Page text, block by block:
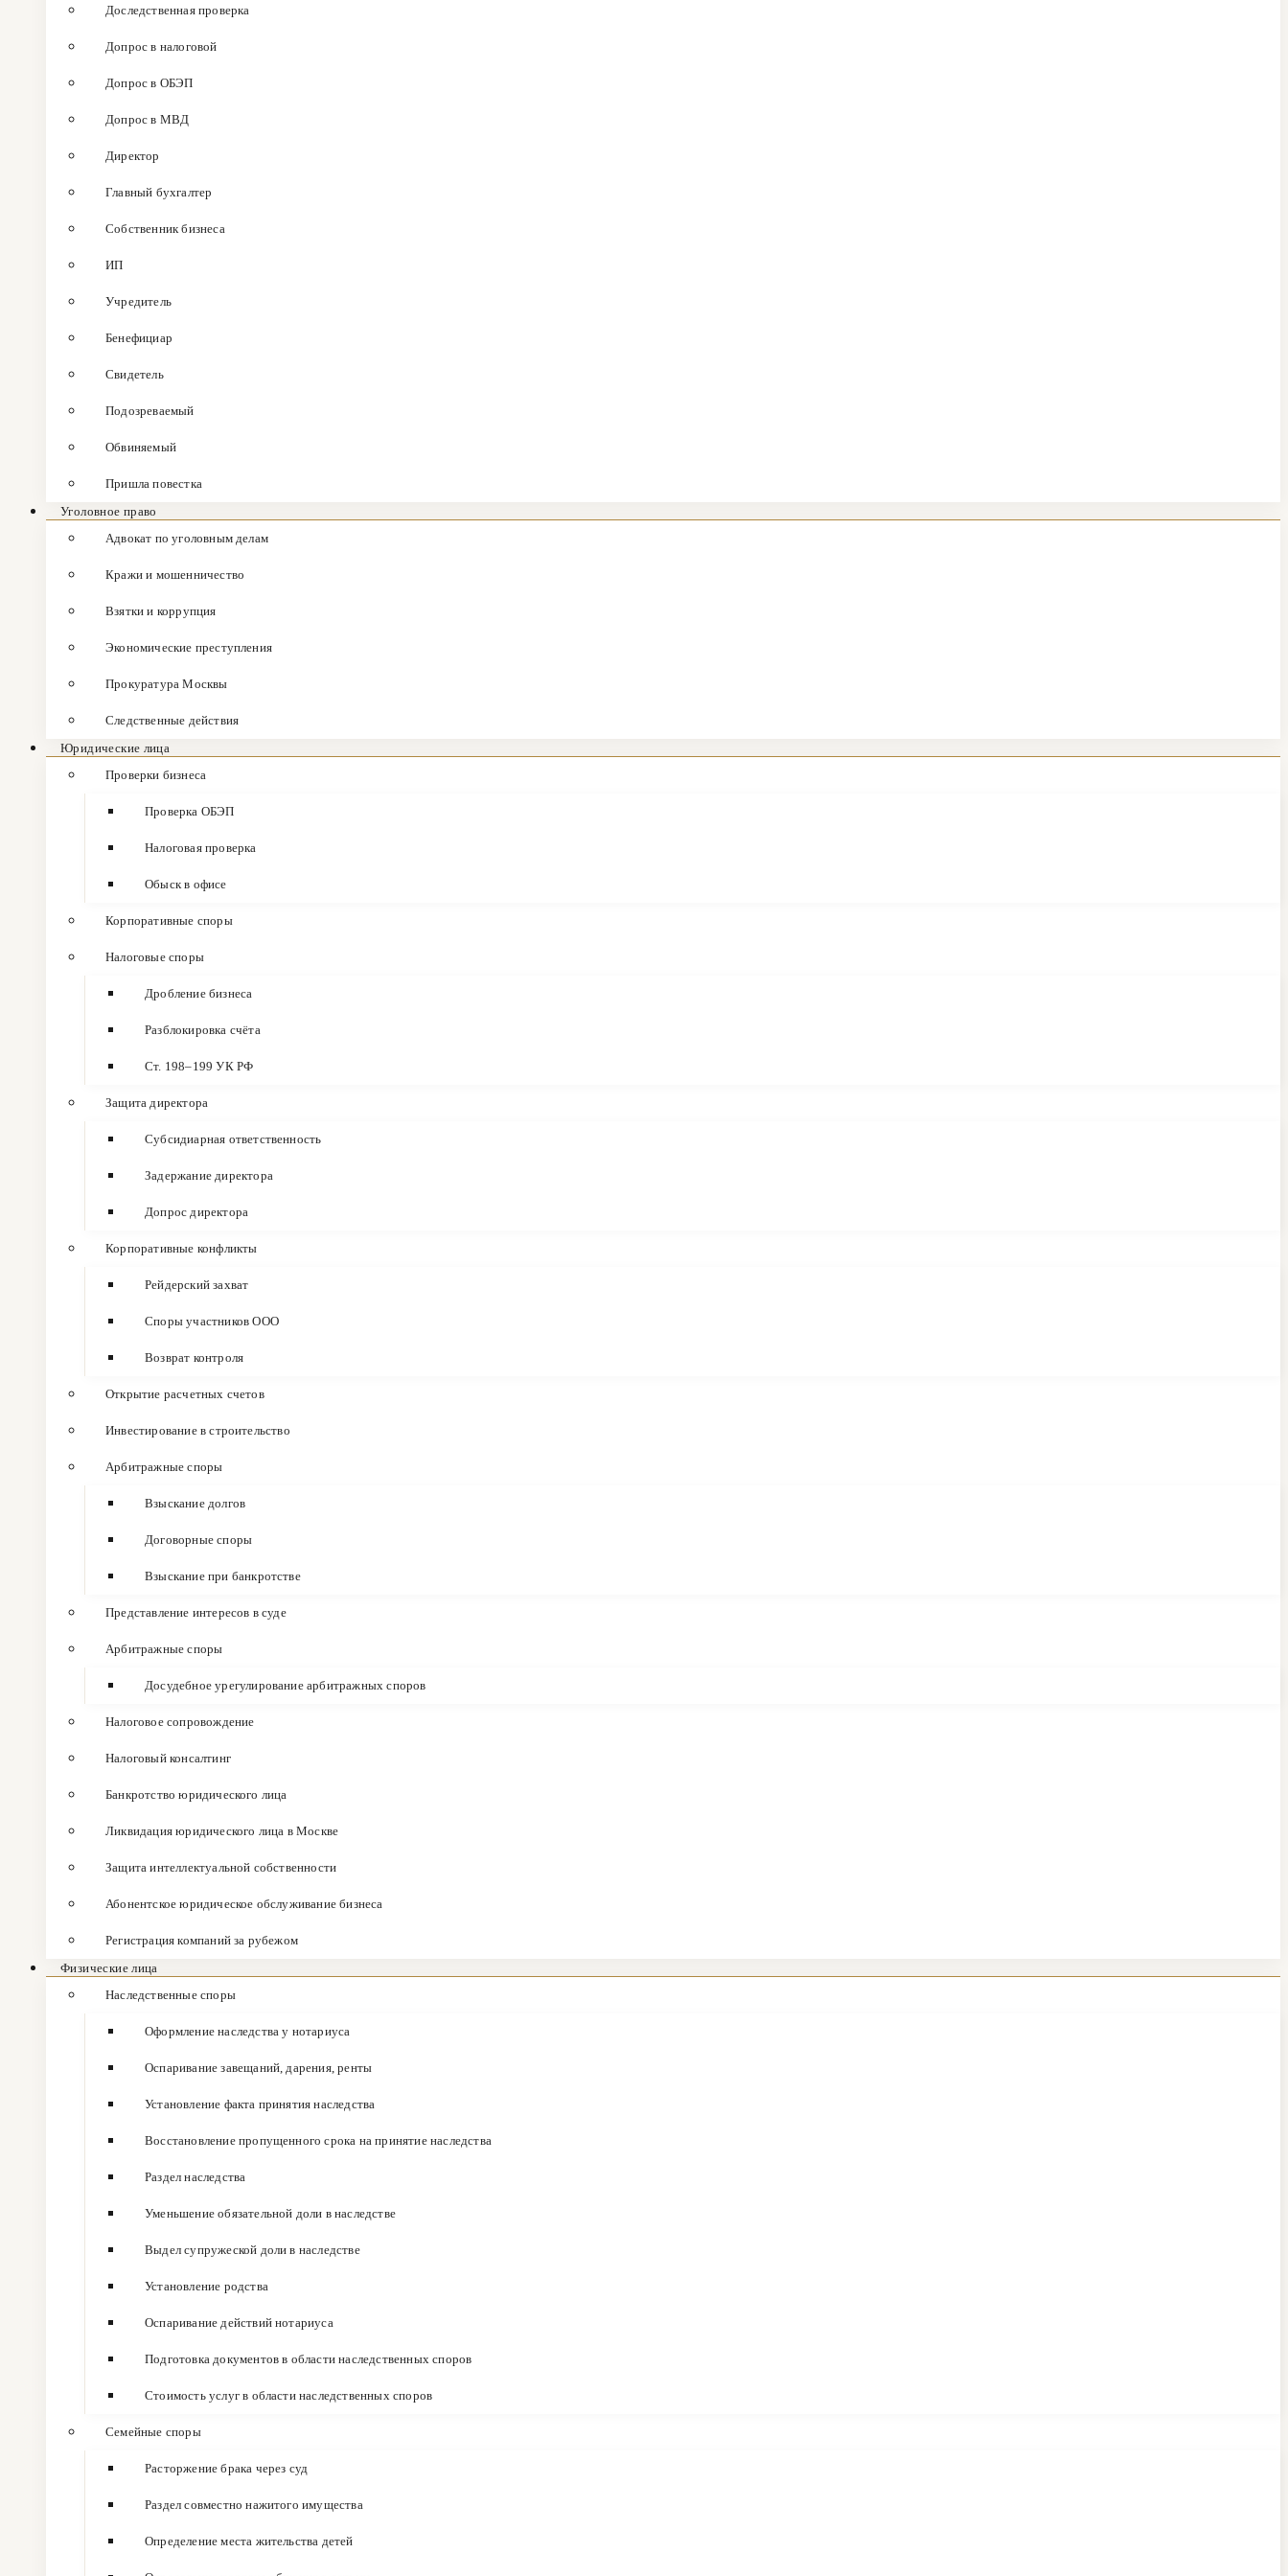
Доследственная проверка
Допрос в налоговой
Допрос в ОБЭП
Допрос в МВД
Директор
Главный бухгалтер
Собственник бизнеса
ИП
Учредитель
Бенефициар
Свидетель
Подозреваемый
Обвиняемый
Пришла повестка
Уголовное право
Адвокат по уголовным делам
Кражи и мошенничество
Взятки и коррупция
Экономические преступления
Прокуратура Москвы
Следственные действия
Юридические лица
Проверки бизнеса
Проверка ОБЭП
Налоговая проверка
Обыск в офисе
Корпоративные споры
Налоговые споры
Дробление бизнеса
Разблокировка счёта
Ст. 198–199 УК РФ
Защита директора
Субсидиарная ответственность
Задержание директора
Допрос директора
Корпоративные конфликты
Рейдерский захват
Споры участников ООО
Возврат контроля
Открытие расчетных счетов
Инвестирование в строительство
Арбитражные споры
Взыскание долгов
Договорные споры
Взыскание при банкротстве
Представление интересов в суде
Арбитражные споры
Досудебное урегулирование арбитражных споров
Налоговое сопровождение
Налоговый консалтинг
Банкротство юридического лица
Ликвидация юридического лица в Москве
Защита интеллектуальной собственности
Абонентское юридическое обслуживание бизнеса
Регистрация компаний за рубежом
Физические лица
Наследственные споры
Оформление наследства у нотариуса
Оспаривание завещаний, дарения, ренты
Установление факта принятия наследства
Восстановление пропущенного срока на принятие наследства
Раздел наследства
Уменьшение обязательной доли в наследстве
Выдел супружеской доли в наследстве
Установление родства
Оспаривание действий нотариуса
Подготовка документов в области наследственных споров
Стоимость услуг в области наследственных споров
Семейные споры
Расторжение брака через суд
Раздел совместно нажитого имущества
Определение места жительства детей